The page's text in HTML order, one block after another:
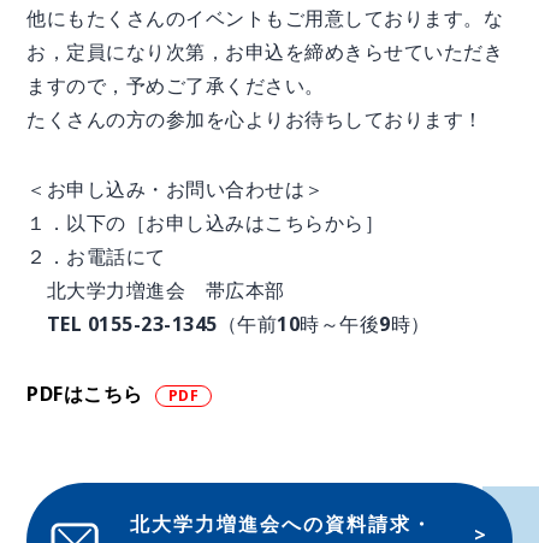
他にもたくさんのイベントもご用意しております。な
お，定員になり次第，お申込を締めきらせていただき
ますので，予めご了承ください。
たくさんの方の参加を心よりお待ちしております！
＜お申し込み・お問い合わせは＞
１．以下の［お申し込みはこちらから］
２．お電話にて
北大学力増進会 帯広本部
TEL 0155-23-1345（午前10時～午後9時）
PDFはこちら
北大学力増進会への資料請求・